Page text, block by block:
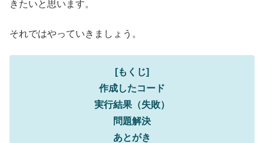
きたいと思います。
それではやっていきましょう。
[もくじ]
作成したコード
実行結果（失敗）
問題解決
あとがき